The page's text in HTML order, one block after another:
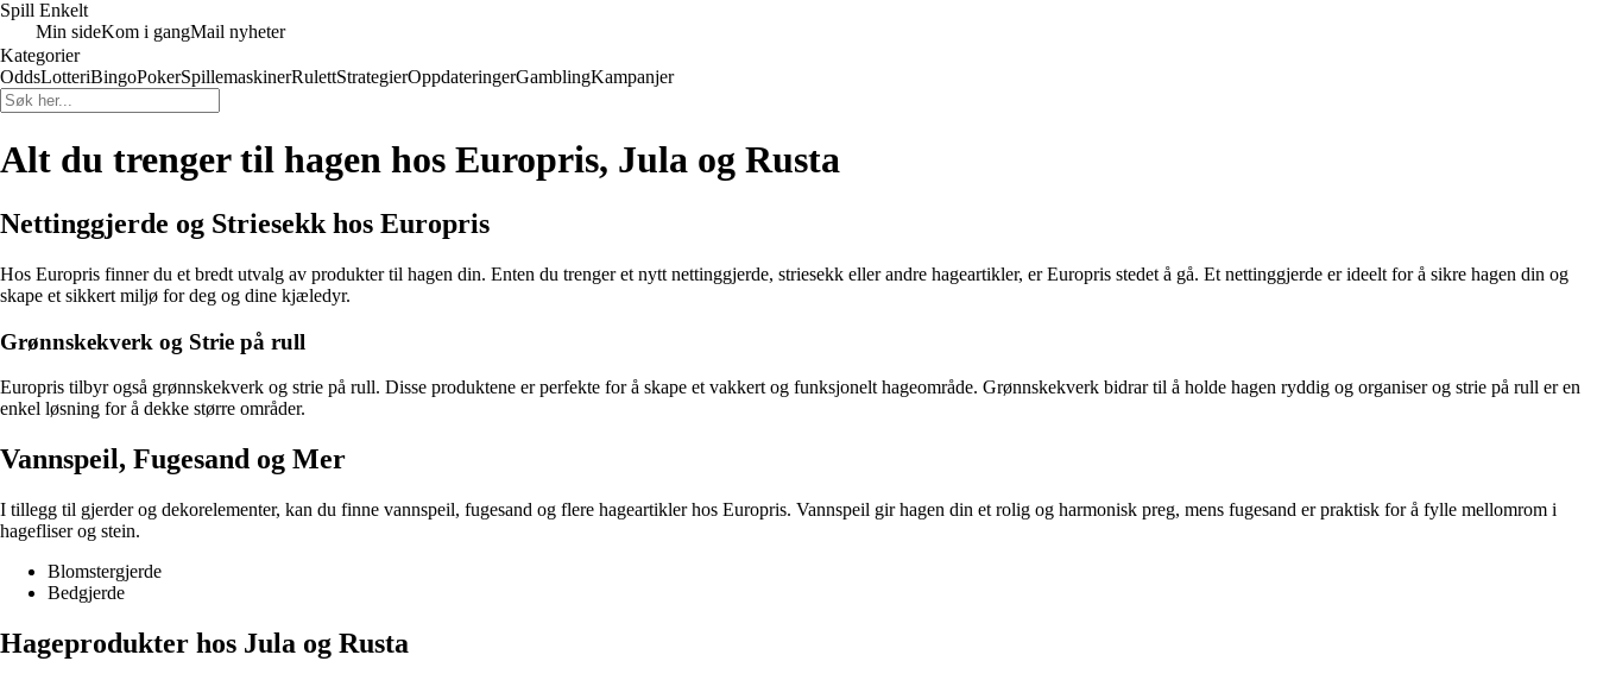
Spill Enkelt
Min sideKom i gangMail nyheter
Kategorier
OddsLotteriBingoPokerSpillemaskinerRulettStrategierOppdateringerGamblingKampanjer
Alt du trenger til hagen hos Europris, Jula og Rusta
Nettinggjerde og Striesekk hos Europris
Hos Europris finner du et bredt utvalg av produkter til hagen din. Enten du trenger et nytt nettinggjerde, striesekk eller andre hageartikler, er Europris stedet å gå. Et nettinggjerde er ideelt for å sikre hagen din og
skape et sikkert miljø for deg og dine kjæledyr.
Grønnskekverk og Strie på rull
Europris tilbyr også grønnskekverk og strie på rull. Disse produktene er perfekte for å skape et vakkert og funksjonelt hageområde. Grønnskekverk bidrar til å holde hagen ryddig og organiser og strie på rull er en
enkel løsning for å dekke større områder.
Vannspeil, Fugesand og Mer
I tillegg til gjerder og dekorelementer, kan du finne vannspeil, fugesand og flere hageartikler hos Europris. Vannspeil gir hagen din et rolig og harmonisk preg, mens fugesand er praktisk for å fylle mellomrom i
hagefliser og stein.
Blomstergjerde
Bedgjerde
Hageprodukter hos Jula og Rusta